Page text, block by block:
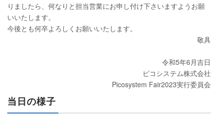
りましたら、何なりと担当営業にお申し付け下さいますようお願
いいたします。
今後とも何卒よろしくお願いいたします。
敬具
令和5年6月吉日
ピコシステム株式会社
Picosystem Fair2023実行委員会
当日の様子